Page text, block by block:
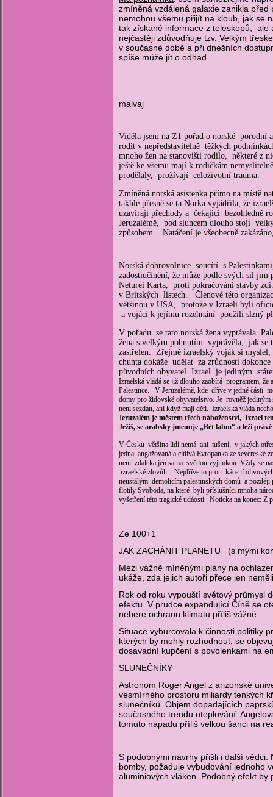
zmíněná vzdálená galaxie zanikla
nemohou všemu přijít na kloub, jak se
tak získané informace z teleskopů, ale
nejčastěji zdůvodňuje tzv. Velkým
v současné době a při dnešních
spíše může jít o odhad.
malvaj
Viděla jsem na Z1 pořad o norské porodní
rodit v nepředstavitelně těžkých
mnoho žen na stanovišti rodilo, některé z
ještě ke všemu mají k rodičkám
prodělaly, prožívají celoživotní trauma.
Zmíněná norská asistenka přímo na místě
takhle přesně se ta Norka vyjádřila, že
uzavírají přechody a čekající bezohledně
Jeruzalémě, pod sluncem dlouho stojí
způsobem. Natáčení je všeobecně
Norská dobrovolnice soucítí s
zadostiučinění, že může podle svých sil
Neturei Karta, proti pokračování stavby
v Britských listech. Členové této
většinou v USA, protože v Izraeli byli
a vojáci k jejímu rozehnání použili slzný
V pořadu se tato norská žena vyptávala
žena s velkým pohnutím vyprávěla, jak
zastřelen. Zřejmě izraelský voják si myslel,
chunta dokáže udělat za zrůdnosti
původních obyvatel. Izrael je jediným
Izraelská vládá se již dlouho zaobírá programem,
Palestince. V Jeruzalémě, kde dříve v jedné části
domy pro židovské obyvatelstvo. Je rovněž
není sezdán, ani když mají děti. Izraelská vláda
Jeruzalém je městem třech náboženství, Izrael
Ježíš, se arabsky jmenuje „Bét lahm“ a leží
V Česku většina lidí nemá ani tušení, v jakých
jedna angažovaná a citlivá Evropanka ze
není zdaleka jen sama světlou vyjímkou. Vždy se
izraelské zlovůli. Nejdříve to proti kácení
neustálým demolicím palestinských domů a
flotily Svoboda, na které byli příslušníci mnoha
vyšetření této tragické udáosti. Noticka na konec:
Ze 100+1
JAK ZACHÁNIT PLANETU (s mými
Mezi vážně míněnými plány na
ukáže, zda jejich autoři přece jen
Rok od roku vypouští světový průmysl
efektu. V prudce expandující Číně se
nebere ochranu klimatu příliš vážně.
Situace vyburcovala k činnosti politiky
kterých by mohly rozhodnout, se
dosavadní kupčení s povolenkami na
SLUNEČNÍKY
Astronom Roger Angel z arizonské
vesmírného prostoru miliardy tenkých
slunečníků. Objem dopadajících
současného trendu oteplování.
tomuto nápadu příliš velkou šanci na
S podobnými návrhy přišli i další vědci.
bomby, požaduje vybudování jednoho
aluminiových vláken. Podobný efekt